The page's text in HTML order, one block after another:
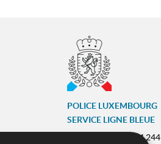
POLICE LUXEMBOURG
SERVICE LIGNE BLEUE
(+352) 244 244 244